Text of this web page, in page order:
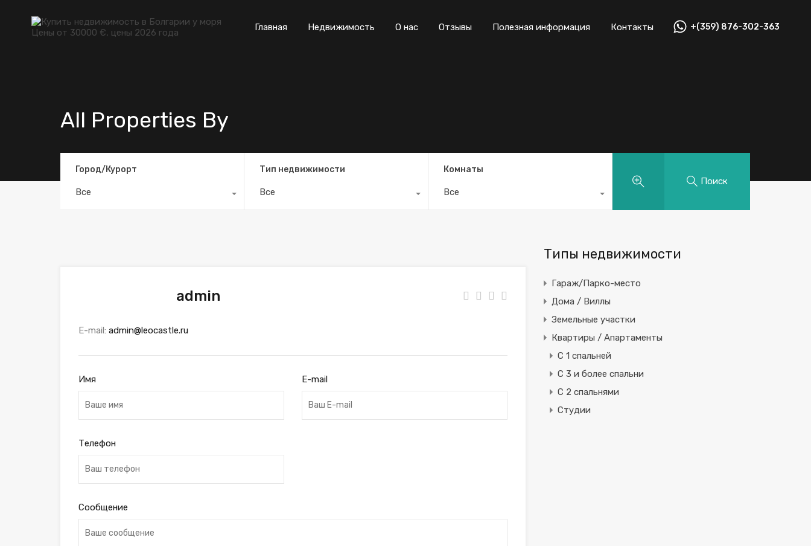
Главная Недвижимость О нас Отзывы Полезная информация Контакты +(359) 876-302-363
All Properties By
Город/Курорт
Все
Тип недвижимости
Все
Комнаты
Все
Поиск
admin
E-mail: admin@leocastle.ru
Имя E-mail
Телефон
Сообщение
Типы недвижимости
Гараж/Парко-место
Дома / Виллы
Земельные участки
Квартиры / Апартаменты
C 1 спальней
C 3 и более спальни
С 2 спальнями
Студии